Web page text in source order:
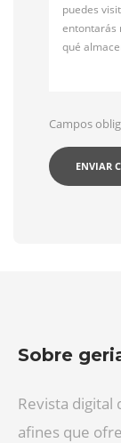
puedes
entontarás
qué
Campos
Sobre
Revista digital
afines que